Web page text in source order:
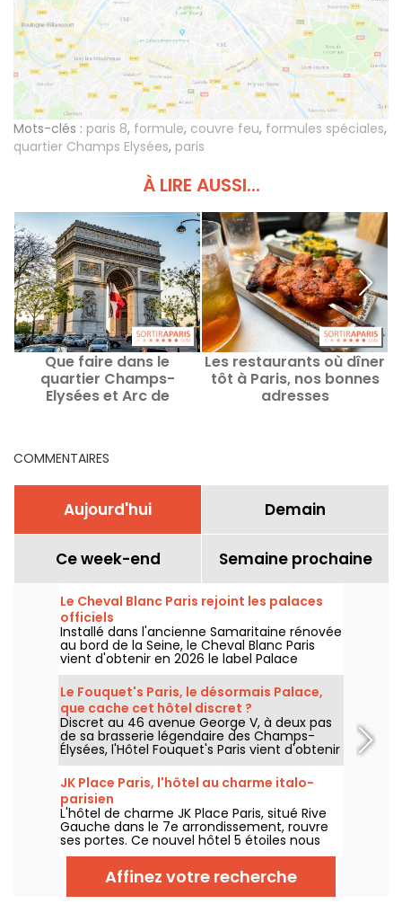
Mots-clés : paris 8, formule, couvre feu, formules spéciales,
quartier Champs Elysées, paris
À LIRE AUSSI...
Que faire dans le
quartier Champs-
Elysées et Arc de
Les restaurants où dîner
tôt à Paris, nos bonnes
adresses
COMMENTAIRES
Aujourd'hui Demain
Ce week-end Semaine prochaine
Le Cheval Blanc Paris rejoint les palaces
officiels
Installé dans l'ancienne Samaritaine rénovée
au bord de la Seine, le Cheval Blanc Paris
vient d'obtenir en 2026 le label Palace
décerné par Atout France, une distinction
qui couronne cinq ans d'une adresse qui a
profondément renouvelé les codes du luxe
à Paris. On vous dit pourquoi ce haut mérite
amplement la distinction.
Le Fouquet's Paris, le désormais Palace,
que cache cet hôtel discret ?
Discret au 46 avenue George V, à deux pas
de sa brasserie légendaire des Champs-
Élysées, l'Hôtel Fouquet's Paris vient d'obtenir
en 2026 le label Palace décerné par Atout
France, rejoignant le cercle très fermé des
33 établissements d'exception en France. Si
vous ne le connaissez pas, on vous dit tout
sur ce lieu qui ne manque pas d'atouts.
JK Place Paris, l'hôtel au charme italo-
parisien
L'hôtel de charme JK Place Paris, situé Rive
Gauche dans le 7e arrondissement, rouvre
ses portes. Ce nouvel hôtel 5 étoiles nous
propose une trentaine de suites et de
chambres dans un style contemporain et
design. Au programme également, un
restaurant Italien nommé Casa Tua, qui
Affinez votre recherche